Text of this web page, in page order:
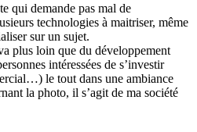
qui demande pas mal de
technologies à maitriser, même
sur un sujet.
plus loin que du développement
intéressées de s’investir
le tout dans une ambiance
la photo, il s’agit de ma société